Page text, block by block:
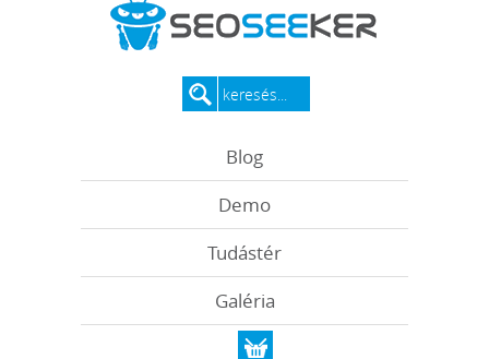
Blog
Demo
Tudástér
Galéria